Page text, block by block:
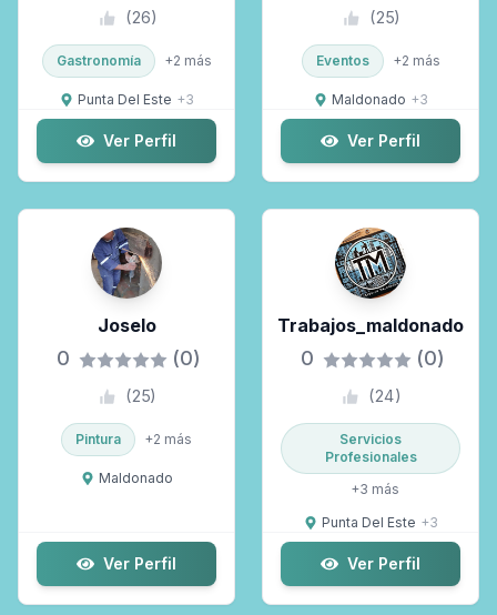
(26)
Gastronomía +2 más
Punta Del Este +3
Ver Perfil
(25)
Eventos +2 más
Maldonado +3
Ver Perfil
Joselo
0 (0)
(25)
Pintura +2 más
Maldonado
Ver Perfil
Trabajos_maldonado
0 (0)
(24)
Servicios
Profesionales
+3 más
Punta Del Este +3
Ver Perfil